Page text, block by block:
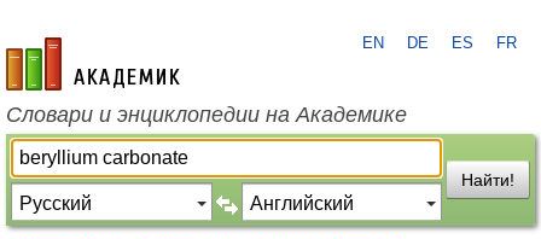
academic.ru
EN DE ES FR
Словари и энциклопедии на Академике
Найти!